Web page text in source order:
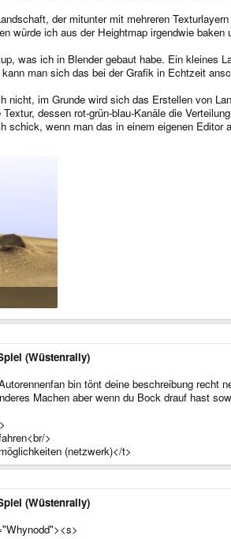
der mitunter mit mehreren
würde ich aus der Heightmap irgendwie
was ich in Blender gebaut habe. Ein kleines
kann man sich das bei der Grafik in Echtzeit
nicht, im Grunde wird sich das Erstellen von
dessen rot-grün-blau-Kanäle die
schick, wenn man das in einem eigenen Editor
(Wüstenrally)
bin tönt deine beschreibung
Machen aber wenn du Bock drauf hast
>
(netzwerk)</t>
(Wüstenrally)